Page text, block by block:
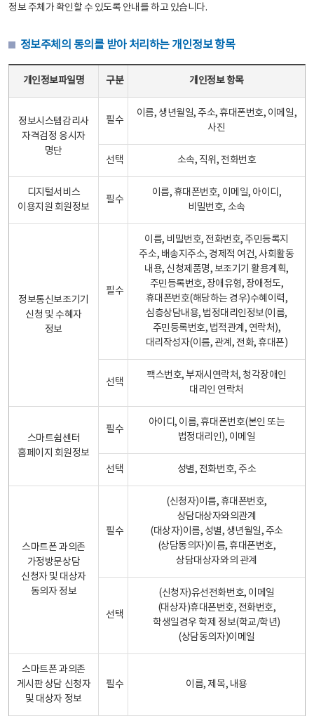
정보 주체가 확인할 수 있도록 안내를 하고 있습니다.
정보주체의 동의를 받아 처리하는 개인정보 항목
개인정보파일명 구분 개인정보 항목
정보시스템감리사
자격검정 응시자
명단
필수
이름, 생년월일, 주소, 휴대폰번호, 이메일,
사진
선택 소속, 직위, 전화번호
디지털서비스
이용지원 회원정보
필수
이름, 휴대폰번호, 이메일, 아이디,
비밀번호, 소속
정보통신보조기기
신청 및 수혜자
정보
필수
이름, 비밀번호, 전화번호, 주민등록지
주소, 배송지주소, 경제적 여건, 사회활동
내용, 신청제품명, 보조기기 활용계획,
주민등록번호, 장애유형, 장애정도,
휴대폰번호(해당하는 경우)수혜이력,
심층상담내용, 법정대리인정보(이름,
주민등록번호, 법적관계, 연락처),
대리작성자(이름, 관계, 전화, 휴대폰)
선택
팩스번호, 부재시연락처, 청각장애인
대리인 연락처
스마트쉼센터
홈페이지 회원정보
필수
아이디, 이름, 휴대폰번호(본인 또는
법정대리인), 이메일
선택 성별, 전화번호, 주소
스마트폰 과의존
가정방문상담
신청자 및 대상자
동의자 정보
필수
(신청자)이름, 휴대폰번호,
상담대상자와의관계
(대상자)이름, 성별, 생년월일, 주소
(상담동의자)이름, 휴대폰번호,
상담대상자와의 관계
선택
(신청자)유선전화번호, 이메일
(대상자)휴대폰번호, 전화번호,
학생일경우 학제 정보(학교/학년)
(상담동의자)이메일
스마트폰 과의존
게시판 상담 신청자
및 대상자 정보
필수 이름, 제목, 내용